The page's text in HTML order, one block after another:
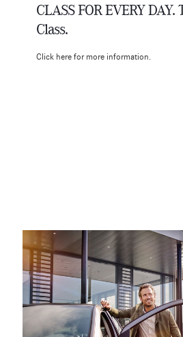
CLASS FOR EVERY DAY.
Class.
Click here for more information.